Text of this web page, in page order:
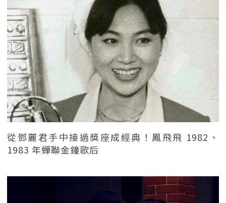
從鄧麗君手中接過獎座成經典！鳳飛飛 1982、
1983 年蟬聯金鐘歌后